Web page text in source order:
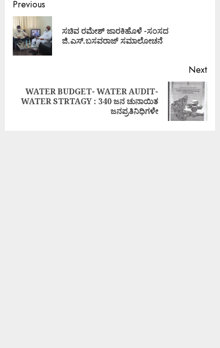
Previous
ಸಚಿವ ರಮೇಶ್ ಜಾರಕಿಹೊಳೆ -ಸಂಸದ
ಜಿ.ಎಸ್.ಬಸವರಾಜ್ ಸಮಾಲೋಚನೆ
Next
WATER BUDGET- WATER AUDIT-
WATER STRTAGY : 340 ಜನ ಚುನಾಯಿತ
ಜನಪ್ರತಿನಿಧಿಗಳೇ